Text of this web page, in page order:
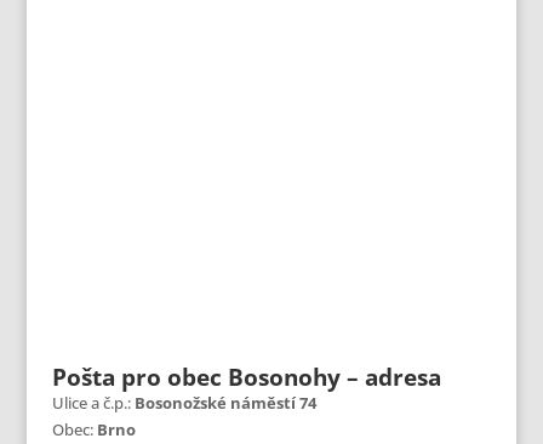
Pošta pro obec Bosonohy – adresa
Ulice a č.p.: Bosonožské náměstí 74
Obec: Brno